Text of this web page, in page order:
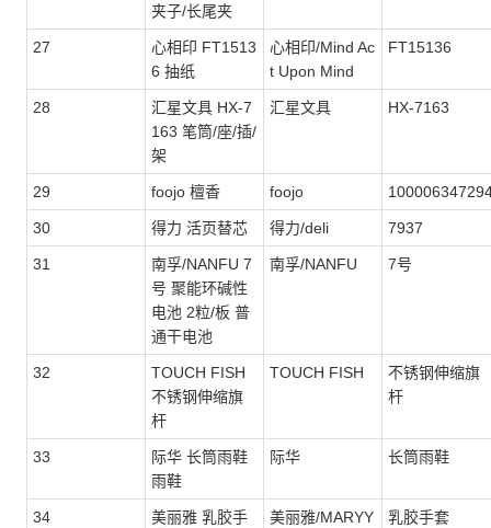
夹子/长尾夹
27
心相印 FT1513
6 抽纸
心相印/Mind Ac
t Upon Mind
FT15136
28
汇星文具 HX-7
163 笔筒/座/插/
架
汇星文具 HX-7163
29 foojo 檀香 foojo
30 得力 活页替芯 得力/deli 7937
31
南孚/NANFU 7
号 聚能环碱性
电池 2粒/板 普
通干电池
南孚/NANFU 7号
32
TOUCH FISH
不锈钢伸缩旗
杆
TOUCH FISH
不锈钢伸缩旗
杆
33
际华 长筒雨鞋
雨鞋
际华 长筒雨鞋
34
美丽雅 乳胶手
美丽雅/MARYY
乳胶手套